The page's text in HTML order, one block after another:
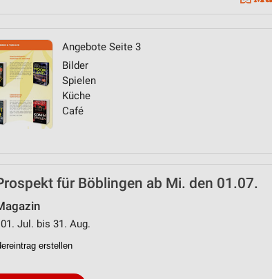
Angebote Seite 3
Bilder
Spielen
Küche
Café
für Böblingen ab Mi. den 01.07.
Jul. bis 31. Aug.
erstellen
Daten aus verschiedenen